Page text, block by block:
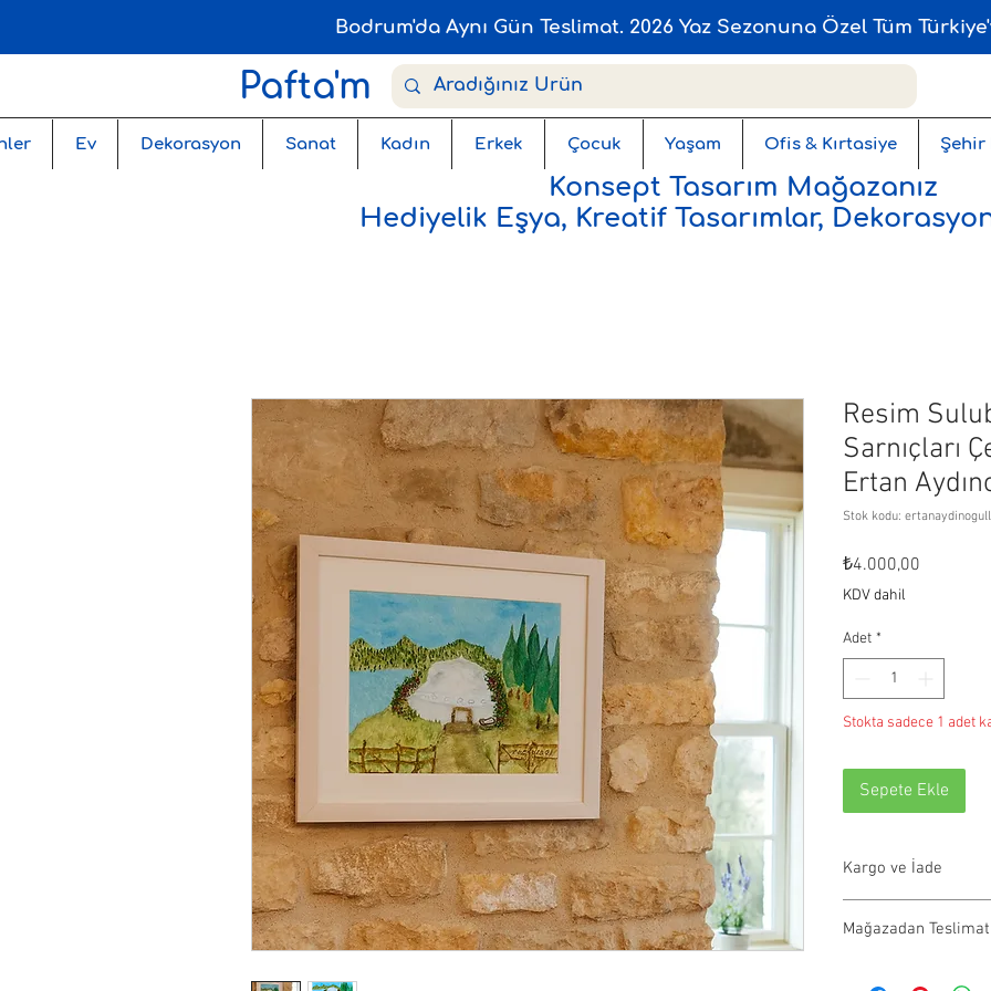
Bodrum'da Aynı Gün Teslimat. 2026 Yaz Sezonuna Özel Tüm
Pafta'm
Ev Dekorasyon Sanat Kadın Erkek Çocuk Yaşam Ofis & Kırtasiye Şehir
Konsept Tasarım Mağazanız
Hediyelik Eşya, Kreatif Tasarımlar,
Resim
Sarnıçları
Ertan
Stok kodu:
₺4.000,00
KDV dahil
Adet *
Stokta sadece 1 adet
Sepete Ekle
Kargo ve İade
olmayan ürünler 21
Mağazadan Teslimat